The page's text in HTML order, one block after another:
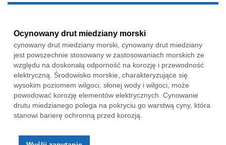
Ocynowany drut miedziany morski
cynowany drut miedziany morski, cynowany drut miedziany
jest powszechnie stosowany w zastosowaniach morskich ze
względu na doskonałą odporność na korozję i przewodność
elektryczną. Środowisko morskie, charakteryzujące się
wysokim poziomem wilgoci, słonej wody i wilgoci, może
powodować korozję elementów elektrycznych. Cynowanie
drutu miedzianego polega na pokryciu go warstwą cyny, która
stanowi barierę ochronną przed korozją.